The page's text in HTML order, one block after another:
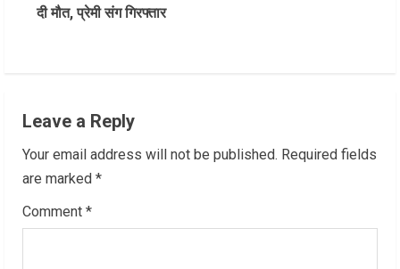
t
u
e
R
दी मौत, प्रेमी संग गिरफ्तार
Leave a Reply
Your email address will not be published. Required fields
are marked *
Comment *